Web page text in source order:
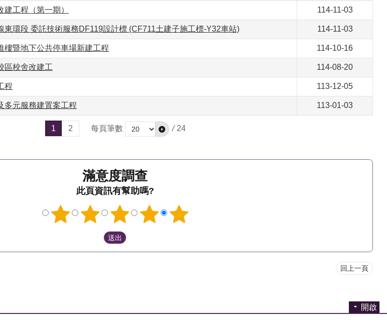
工程（第一期） 114-11-03
東環段 委託技術服務DF119設計標 (CF711土建子施工標-Y32車站) 114-11-03
樓暨地下公共停車場新建工程 114-10-16
區校舍改建工 114-08-20
程 113-12-05
多元服務建置案工程 113-01-03
1 2 每頁筆數 / 24
滿意度調查
此頁資訊有幫助嗎?
回上一頁
開啟